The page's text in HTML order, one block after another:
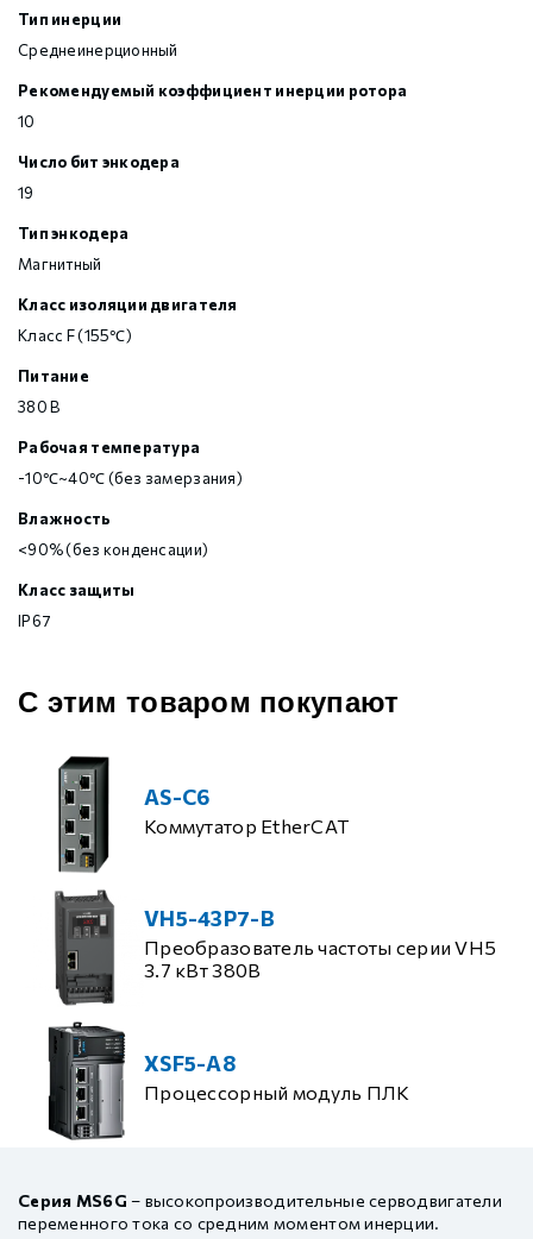
Тип инерции
Среднеинерционный
Рекомендуемый коэффициент инерции ротора
10
Число бит энкодера
19
Тип энкодера
Магнитный
Класс изоляции двигателя
Класс F (155℃)
Питание
380 В
Рабочая температура
-10℃~40℃ (без замерзания)
Влажность
<90% (без конденсации)
Класс защиты
IP67
С этим товаром покупают
AS-C6
Коммутатор EtherCAT
VH5-43P7-B
Преобразователь частоты серии VH5
3.7 кВт 380В
XSF5-A8
Процессорный модуль ПЛК
Серия MS6G – высокопроизводительные серводвигатели
переменного тока со средним моментом инерции.